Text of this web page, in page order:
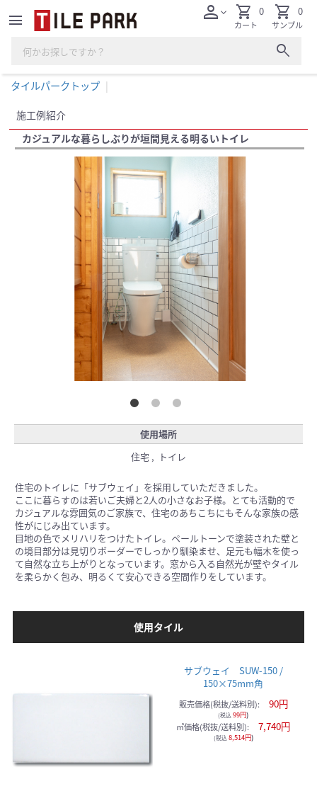
menu
search
personexpand_more shopping_cart
カート
0 shopping_cart
サンプル
0
タイルパークトップ
施工例紹介
カジュアルな暮らしぶりが垣間見える明るいトイレ
使用場所
住宅 , トイレ
住宅のトイレに「サブウェイ」を採用していただきました。
ここに暮らすのは若いご夫婦と2人の小さなお子様。とても活動的で
カジュアルな雰囲気のご家族で、住宅のあちこちにもそんな家族の感
性がにじみ出ています。
目地の色でメリハリをつけたトイレ。ペールトーンで塗装された壁と
の境目部分は見切りボーダーでしっかり馴染ませ、足元も幅木を使っ
て自然な立ち上がりとなっています。窓から入る自然光が壁やタイル
を柔らかく包み、明るくて安心できる空間作りをしています。
使用タイル
サブウェイ SUW-150 /
150×75mm角
販売価格(税抜/送料別): 90円
(税込 99円)
㎡価格(税抜/送料別): 7,740円
(税込 8,514円)